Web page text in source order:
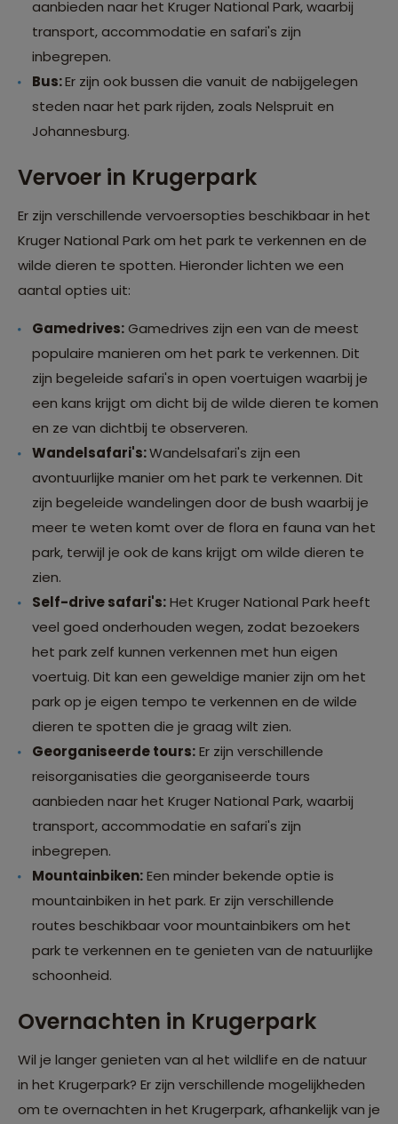
aanbieden naar het Kruger National Park, waarbij
transport, accommodatie en safari's zijn
inbegrepen.
Bus:Er zijn ook bussen die vanuit de nabijgelegen
steden naar het park rijden, zoals Nelspruit en
Johannesburg.
Vervoer in Krugerpark
Er zijn verschillende vervoersopties beschikbaar in het
Kruger National Park om het park te verkennen en de
wilde dieren te spotten. Hieronder lichten we een
aantal opties uit:
Gamedrives:Gamedrives zijn een van de meest
populaire manieren om het park te verkennen. Dit
zijn begeleide safari's in open voertuigen waarbij je
een kans krijgt om dicht bij de wilde dieren te komen
en ze van dichtbij te observeren.
Wandelsafari's:Wandelsafari's zijn een
avontuurlijke manier om het park te verkennen. Dit
zijn begeleide wandelingen door de bush waarbij je
meer te weten komt over de flora en fauna van het
park, terwijl je ook de kans krijgt om wilde dieren te
zien.
Self-drive safari's:Het Kruger National Park heeft
veel goed onderhouden wegen, zodat bezoekers
het park zelf kunnen verkennen met hun eigen
voertuig. Dit kan een geweldige manier zijn om het
park op je eigen tempo te verkennen en de wilde
dieren te spotten die je graag wilt zien.
Georganiseerde tours:Er zijn verschillende
reisorganisaties die georganiseerde tours
aanbieden naar het Kruger National Park, waarbij
transport, accommodatie en safari's zijn
inbegrepen.
Mountainbiken:Een minder bekende optie is
mountainbiken in het park. Er zijn verschillende
routes beschikbaar voor mountainbikers om het
park te verkennen en te genieten van de natuurlijke
schoonheid.
Overnachten in Krugerpark
Wil je langer genieten van al het wildlife en de natuur
in het Krugerpark? Er zijn verschillende mogelijkheden
om te overnachten in het Krugerpark, afhankelijk van je